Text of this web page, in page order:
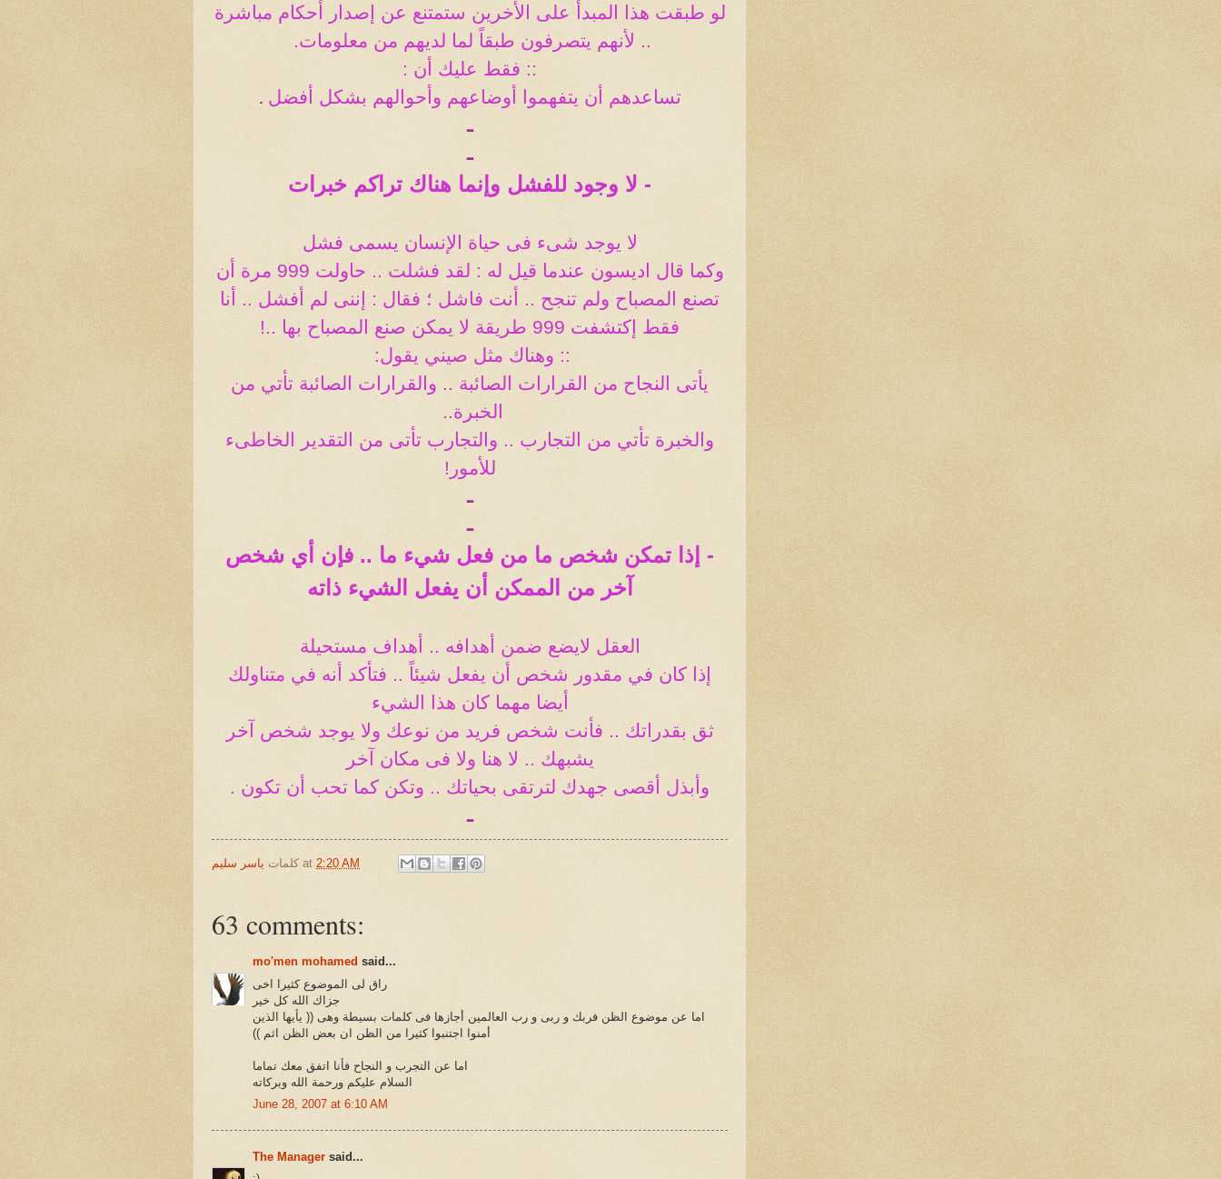
لو طبقت هذا المبدأ على الأخرين ستمتنع عن إصدار أحكام مباشرة
.. لأنهم يتصرفون طبقاً لما لديهم من معلومات.
:: فقط عليك أن :
تساعدهم أن يتفهموا أوضاعهم وأحوالهم بشكل أفضل .
ـ
ـ
- لا وجود للفشل وإنما هناك تراكم خبرات
لا يوجد شىء فى حياة الإنسان يسمى فشل
وكما قال اديسون عندما قيل له : لقد فشلت .. حاولت 999 مرة أن
تصنع المصباح ولم تنجح .. أنت فاشل ؛ فقال : إننى لم أفشل .. أنا
فقط إكتشفت 999 طريقة لا يمكن صنع المصباح بها ..!
:: وهناك مثل صيني يقول:
يأتى النجاح من القرارات الصائبة .. والقرارات الصائبة تأتي من
الخبرة..
والخبرة تأتي من التجارب .. والتجارب تأتى من التقدير الخاطىء
للأمور!
ـ
ـ
- إذا تمكن شخص ما من فعل شيء ما .. فإن أي شخص
آخر من الممكن أن يفعل الشيء ذاته
العقل لايضع ضمن أهدافه .. أهداف مستحيلة
إذا كان في مقدور شخص أن يفعل شيئاً .. فتأكد أنه في متناولك
أيضا مهما كان هذا الشيء
ثق بقدراتك .. فأنت شخص فريد من نوعك ولا يوجد شخص آخر
يشبهك .. لا هنا ولا فى مكان آخر
وأبذل أقصى جهدك لترتقى بحياتك .. وتكن كما تحب أن تكون .
ـ
كلمات ياسر سليم at 2:20 AM
63 comments:
mo'men mohamed said...
راق لى الموضوع كثيرا اخى
جزاك الله كل خير
اما عن موضوع الظن فربك و ربى و رب العالمين أجازها فى كلمات بسيطة وهى (( يأيها الذين
أمنوا اجتنبوا كثيرا من الظن ان بعض الظن اثم ))
اما عن التجرب و النجاح فأنا اتفق معك تماما
السلام عليكم ورحمة الله وبركاته
June 28, 2007 at 6:10 AM
The Manager said...